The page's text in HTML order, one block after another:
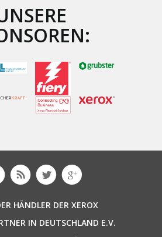
HÄNDLER DER XEROX
IN DEUTSCHLAND E.V.